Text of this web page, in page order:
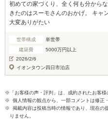
初めての家づくり、全く何も分から
きたのはスーモさんのおかげ。 キャ
大変ありがたい
世帯構成
単世帯
建築費
5000万円以上
2026/2/6
イオンタウン四日市泊店
※「お客様の声・評判」は、成約されたお客様
※ 個人情報の観点から、一部コメントは修正
※ 掲載内容は投稿当時の情報であり、現在の
りません。